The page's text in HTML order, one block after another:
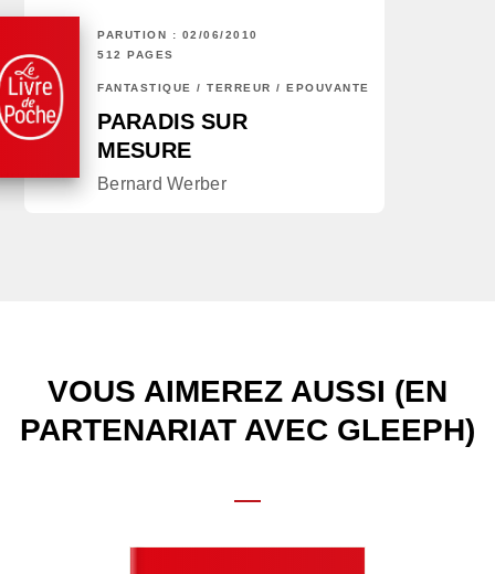
PARUTION : 02/06/2010
512 PAGES
FANTASTIQUE / TERREUR / EPOUVANTE
PARADIS SUR
MESURE
Bernard Werber
VOUS AIMEREZ AUSSI (EN
PARTENARIAT AVEC GLEEPH)